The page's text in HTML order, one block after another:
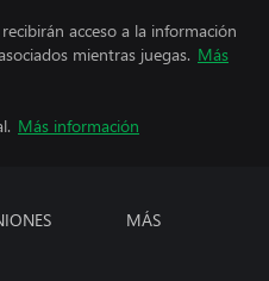
acceso a la información
mientras juegas. Más
Más información
MÁS